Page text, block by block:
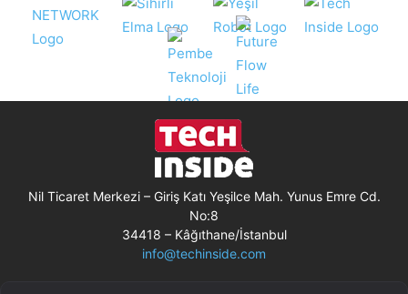
Nil Ticaret Merkezi – Giriş Katı Yeşilce Mah. Yunus Emre Cd.
No:8
34418 – Kâğıthane/İstanbul
info@techinside.com